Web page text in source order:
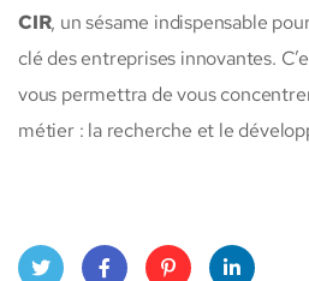
CIR, un sésame indispensable
clé des entreprises innovantes.
vous permettra de vous
métier : la recherche et le